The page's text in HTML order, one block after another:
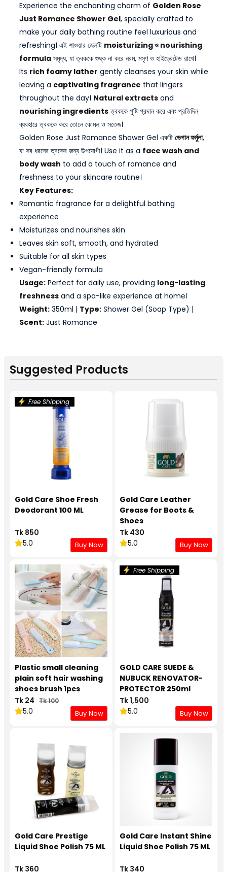
Experience the enchanting charm of Golden Rose
Just Romance Shower Gel, specially crafted to
make your daily bathing routine feel luxurious and
refreshing। এই শাওয়ার জেলটি moisturizing ও nourishing
formulaসমৃদ্ধ, যা ত্বককে শুষ্ক না করে নরম, মসৃণ ও হাইড্রেটেড রাখে।
Its rich foamy lather gently cleanses your skin while
leaving a captivating fragrance that lingers
throughout the day। Natural extractsand
nourishing ingredientsত্বককে পুষ্টি প্রদান করে এবং প্রতিদিন
ব্যবহারে ত্বককে করে তোলে কোমল ও সতেজ।
Golden Rose Just Romance Shower Gel একটি ভেগান ফর্মুলা,
যা সব ধরনের ত্বকের জন্য উপযোগী। Use it as a face wash and
body wash to add a touch of romance and
freshness to your skincare routine।
Key Features:
Romantic fragrance for a delightful bathing
experience
Moisturizes and nourishes skin
Leaves skin soft, smooth, and hydrated
Suitable for all skin types
Vegan-friendly formula
Usage:Perfect for daily use, providing long-lasting
freshnessand a spa-like experience at home।
Weight:350ml | Type:Shower Gel (Soap Type) |
Scent:Just Romance
Suggested Products
Free Shipping
Gold Care Shoe Fresh
Deodorant 100 ML
Tk 850
5.0
Buy Now
Gold Care Leather
Grease for Boots &
Shoes
Tk 430
5.0
Buy Now
Plastic small cleaning
plain soft hair washing
shoes brush 1pcs
Tk 24 Tk 100
5.0 Buy Now
Free Shipping
GOLD CARE SUEDE &
NUBUCK RENOVATOR-
PROTECTOR 250ml
Tk 1,500
5.0
Buy Now
Gold Care Prestige
Liquid Shoe Polish 75 ML
Tk 360
Gold Care Instant Shine
Liquid Shoe Polish 75 ML
Tk 340